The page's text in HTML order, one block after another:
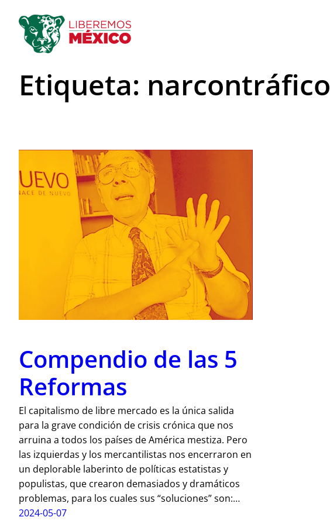
contenido
Etiqueta: narcontráfico
Compendio de las 5
Reformas
El capitalismo de libre mercado es la única salida
para la grave condición de crisis crónica que nos
arruina a todos los países de América mestiza. Pero
las izquierdas y los mercantilistas nos encerraron en
un deplorable laberinto de políticas estatistas y
populistas, que crearon demasiados y dramáticos
problemas, para los cuales sus “soluciones” son:…
2024-05-07